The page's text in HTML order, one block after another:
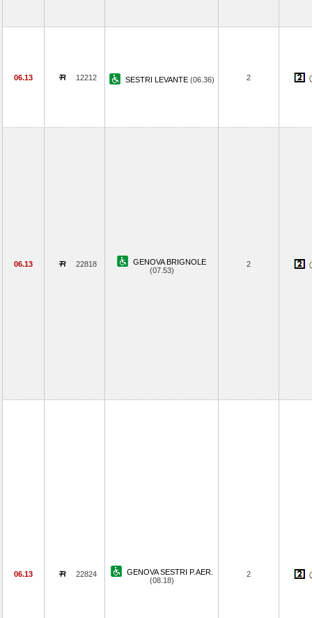
06.13 12212 SESTRI LEVANTE (06.36) 2
06.13 22818
GENOVA BRIGNOLE
(07.53)
2
06.13 22824
GENOVA SESTRI P.AER.
(08.18)
2